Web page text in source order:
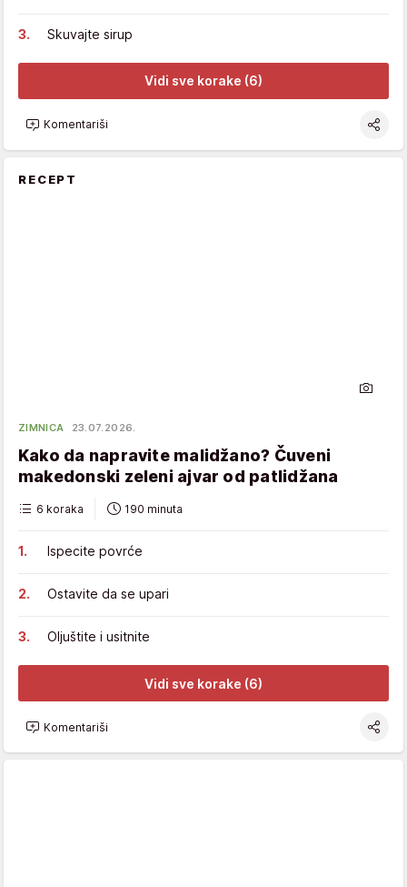
Skuvajte sirup
Vidi sve korake (6)
Komentariši
RECEPT
ZIMNICA 23.07.2026.
Kako da napravite malidžano? Čuveni
makedonski zeleni ajvar od patlidžana
6 koraka 190 minuta
Ispecite povrće
Ostavite da se upari
Oljuštite i usitnite
Vidi sve korake (6)
Komentariši